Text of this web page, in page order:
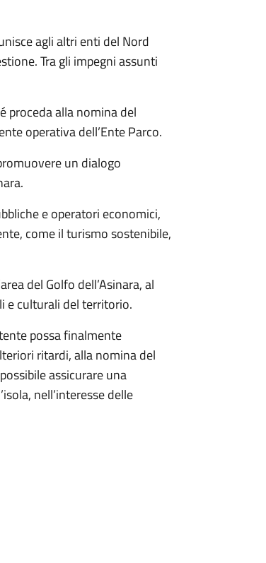
agli altri enti del Nord
Tra gli impegni assunti
proceda alla nomina del
operativa dell’Ente Parco.
un dialogo
e operatori economici,
come il turismo sostenibile,
del Golfo dell’Asinara, al
e culturali del territorio.
possa finalmente
ritardi, alla nomina del
assicurare una
nell’interesse delle